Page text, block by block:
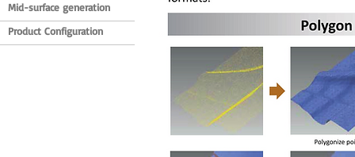
Mid-surface generation
Product Configuration